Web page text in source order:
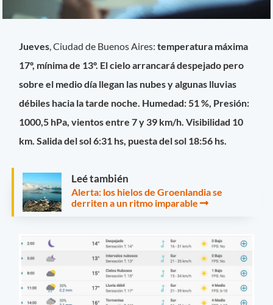
Jueves , Ciudad de Buenos Aires:temperatura máxima
17º, mínima de 13º. El cielo arrancará despejado pero
sobre el medio día llegan las nubes y algunas lluvias
débiles hacia la tarde noche. Humedad: 51 %, Presión:
1000,5 hPa, vientos entre 7 y 39 km/h. Visibilidad 10
km. Salida del sol 6:31 hs, puesta del sol 18:56 hs.
Leé también
Alerta: los hielos de Groenlandia se
derriten a un ritmo imparable